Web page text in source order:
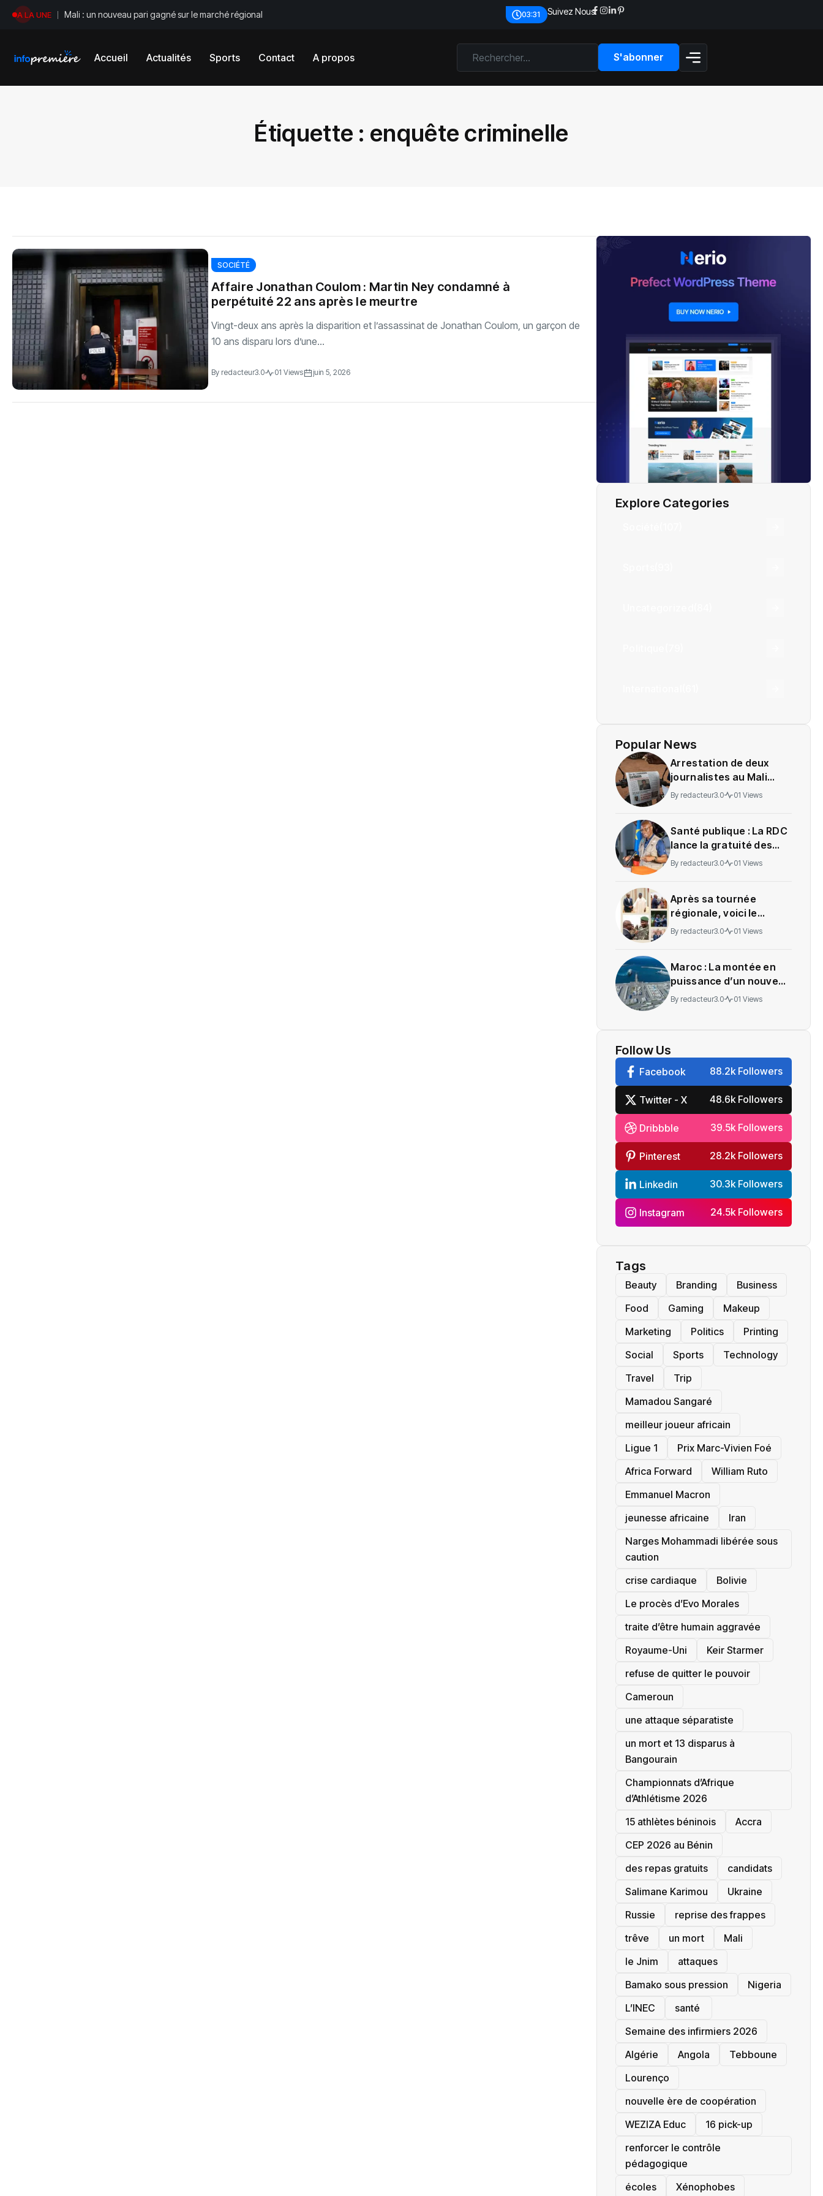
A LA UNE Mali : un nouveau pari gagné sur le marché régional 03:31 Suivez Nous:
Accueil Actualités Sports Contact A propos S'abonner
Étiquette : enquête criminelle
SOCIÉTÉ
Affaire Jonathan Coulom : Martin Ney condamné à
perpétuité 22 ans après le meurtre
Vingt-deux ans après la disparition et l’assassinat de Jonathan Coulom, un garçon de
10 ans disparu lors d’une...
By redacteur3.0 01 Views juin 5, 2026
Explore Categories
Popular News
Arrestation de deux
journalistes au Mali
provoque une
By redacteur3.0 01 Views
Santé publique : La RDC
lance la gratuité des
soins en Ituri
By redacteur3.0 01 Views
Après sa tournée
régionale, voici le
message de Wadagni
By redacteur3.0 01 Views
Maroc : La montée en
puissance d’un nouveau
centre névralgique de
By redacteur3.0 01 Views
Follow Us
Facebook 88.2k Followers
Twitter - X 48.6k Followers
Dribbble 39.5k Followers
Pinterest 28.2k Followers
Linkedin 30.3k Followers
Instagram 24.5k Followers
Tags
Beauty Branding
Business
Food
Gaming
Makeup
Marketing
Politics
Printing
Social
Sports
Technology
Travel
Trip
Mamadou Sangaré
meilleur joueur africain
Ligue 1
Prix Marc-Vivien Foé
‎Africa Forward
William Ruto
Emmanuel Macron
jeunesse africaine
‎Iran
Narges Mohammadi libérée sous
caution
crise cardiaque
‎Bolivie
Le procès d’Evo Morales
traite d’être humain aggravée
‎Royaume-Uni
Keir Starmer
refuse de quitter le pouvoir
‎Cameroun
une attaque séparatiste
un mort et 13 disparus à
Bangourain
‎Championnats d’Afrique
d’Athlétisme 2026
15 athlètes béninois
Accra
‎CEP 2026 au Bénin
des repas gratuits
candidats
Salimane Karimou
Ukraine
Russie
reprise des frappes
trêve
un mort
Mali
le Jnim
attaques
Bamako sous pression
‎Nigeria
L’INEC
santé ‎
Semaine des infirmiers 2026
‎Algérie
Angola
Tebboune
Lourenço
nouvelle ère de coopération
‎WEZIZA Educ
16 pick-up
renforcer le contrôle
pédagogique
écoles
‎Xénophobes